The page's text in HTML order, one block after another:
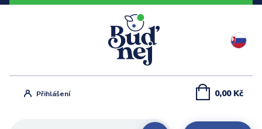
Přihlášení 0,00 Kč